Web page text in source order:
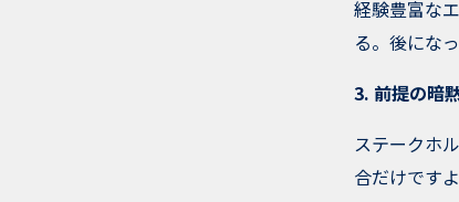
経験豊富な
る。後にな
3. 前提の暗
ステークホ
合だけです